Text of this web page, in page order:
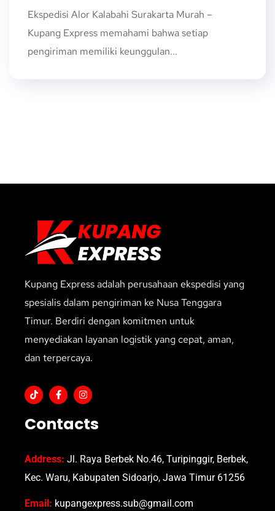
Ekspedisi Alor Kalabahi Surakarta Murah –
Kupang Express memahami bahwa setiap
pengiriman memiliki keunggulan...
Kupang Express adalah perusahaan ekspedisi yang
spesialis dalam pengiriman ke Nusa Tenggara
Timur. Berdiri dengan komitmen untuk
menyediakan layanan logistik yang cepat, aman,
dan terpercaya.
Contacts
Address: Jl. Raya Berbek No.46, Turipinggir, Berbek,
Kec. Waru, Kabupaten Sidoarjo, Jawa Timur 61256
Email: kupangexpress.sub@gmail.com